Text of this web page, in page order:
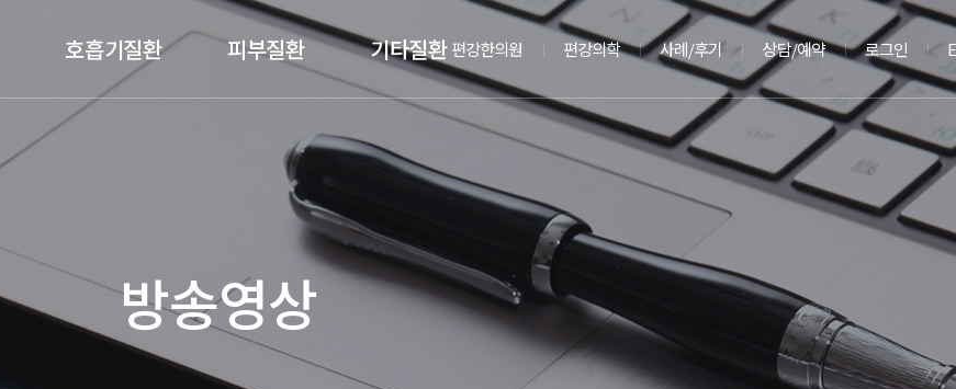
호흡기질환 피부질환 기타질환 편강한의원 편강의학 사례/후기 상담/예약 로그인
방송영상